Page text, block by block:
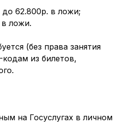
до 62.800р. в ложи;
в ложи.
(без права занятия
из билетов,
на Госуслугах в личном